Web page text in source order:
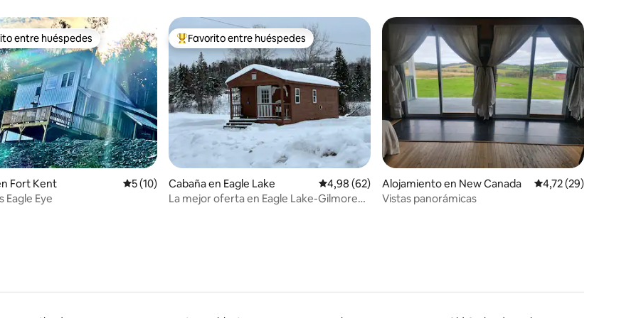
5 de 5. 5 evaluaciones
entre los huéspedes más destacados
entre huéspedes
Fort Kent Calificación promedio: 5 de 5. 10 evaluaciones
5 (10)
Eagle Eye
Favorito entre los huéspedes más destacados
Favorito entre huéspedes
Cabaña en Eagle Lake Calificación promedio: 4,98 de 5. 62 evaluaciones
4,98 (62)
La mejor oferta en Eagle Lake-Gilmore
Alojamiento en New Canada Calificación
4,72 (29)
Vistas panorámicas